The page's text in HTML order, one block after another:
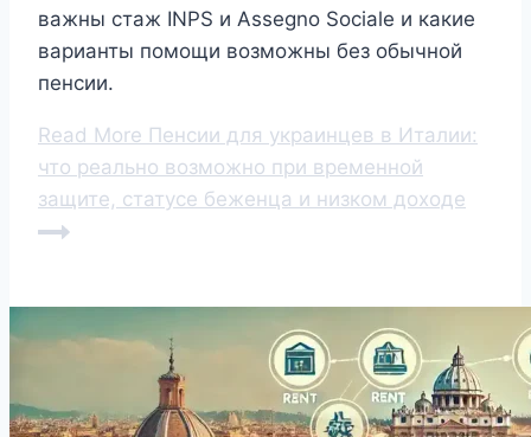
важны стаж INPS и Assegno Sociale и какие
варианты помощи возможны без обычной
пенсии.
Read More Пенсии для украинцев в Италии:
что реально возможно при временной
защите, статусе беженца и низком доходе